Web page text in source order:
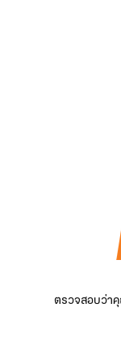
ตรวจสอบว่า